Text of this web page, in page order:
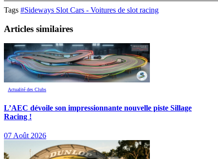
Tags #Sideways Slot Cars - Voitures de slot racing
Articles similaires
Actualité des Clubs
L’AEC dévoile son impressionnante nouvelle piste Sillage
Racing !
07 Août 2026